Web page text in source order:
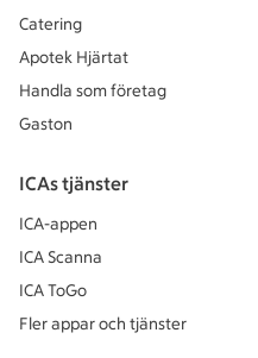
Catering
Apotek Hjärtat
Handla som företag
Gaston
ICAs tjänster
ICA-appen
ICA Scanna
ICA ToGo
Fler appar och tjänster